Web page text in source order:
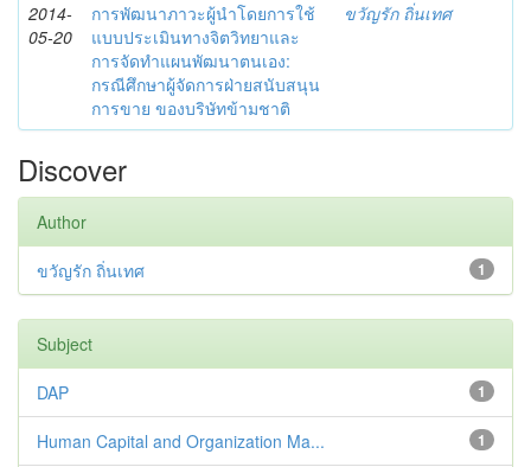
2014-
05-20
การพัฒนาภาวะผู้นำโดยการใช้
แบบประเมินทางจิตวิทยาและ
การจัดทำแผนพัฒนาตนเอง:
กรณีศึกษาผู้จัดการฝ่ายสนับสนุน
การขาย ของบริษัทข้ามชาติ
ขวัญรัก ถิ่นเทศ
Discover
Author
1
ขวัญรัก ถิ่นเทศ
Subject
1
DAP
1
Human Capital and Organization Ma...